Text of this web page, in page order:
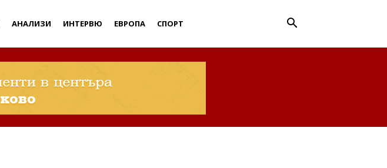
АНАЛИЗИ ИНТЕРВЮ ЕВРОПА СПОРТ